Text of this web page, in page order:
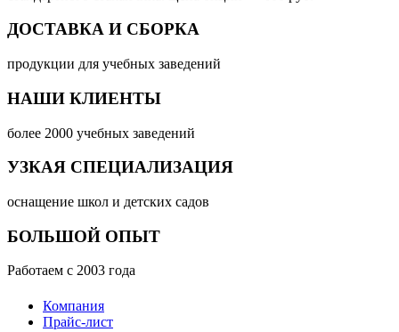
ДОСТАВКА И СБОРКА
продукции для учебных заведений
НАШИ КЛИЕНТЫ
более 2000 учебных заведений
УЗКАЯ СПЕЦИАЛИЗАЦИЯ
оснащение школ и детских садов
БОЛЬШОЙ ОПЫТ
Работаем с 2003 года
Компания
Прайс-лист